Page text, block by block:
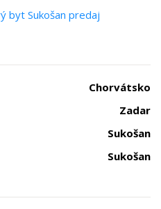
byt Sukošan predaj
Chorvátsko
Zadar
Sukošan
Sukošan